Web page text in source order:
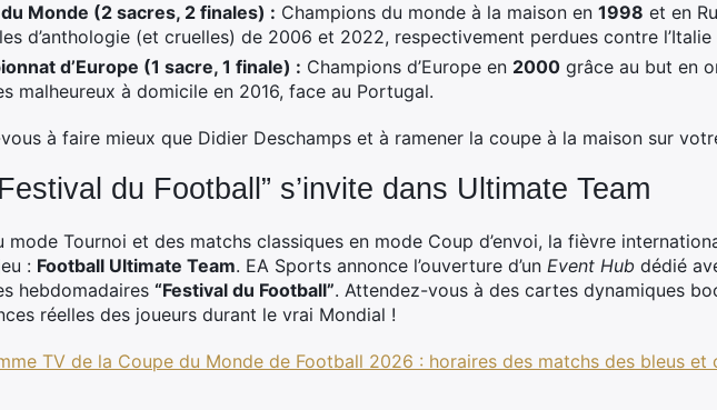
Monde (2 sacres, 2 finales) : Champions du monde à la maison en 1998 et en
d’anthologie (et cruelles) de 2006 et 2022, respectivement perdues contre l’Italie
d’Europe (1 sacre, 1 finale) : Champions d’Europe en 2000 grâce au but en
malheureux à domicile en 2016, face au Portugal.
à faire mieux que Didier Deschamps et à ramener la coupe à la maison sur
du Football” s’invite dans Ultimate Team
mode Tournoi et des matchs classiques en mode Coup d’envoi, la fièvre
: Football Ultimate Team. EA Sports annonce l’ouverture d’un Event Hub dédié
hebdomadaires “Festival du Football”. Attendez-vous à des cartes dynamiques
réelles des joueurs durant le vrai Mondial !
TV de la Coupe du Monde de Football 2026 : horaires des matchs des bleus et